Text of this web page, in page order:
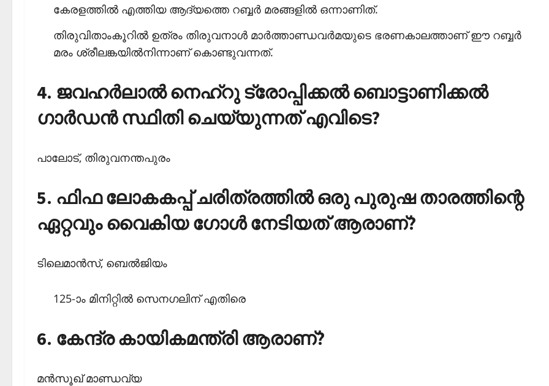
കേരളത്തില്‍ എത്തിയ ആദ്യത്തെ റബ്ബര്‍ മരങ്ങളില്‍ ഒന്നാണിത്.
തിരുവിതാംകൂറില്‍ ഉത്രം തിരുവനാള്‍ മാര്‍ത്താണ്ഡവര്‍മയുടെ ഭരണകാലത്താണ് ഈ റബ്ബര്‍
മരം ശ്രീലങ്കയില്‍നിന്നാണ് കൊണ്ടുവന്നത്.
4. ജവഹര്‍ലാല്‍ നെഹ്‌റു ട്രോപ്പിക്കല്‍ ബൊട്ടാണിക്കല്‍
ഗാര്‍ഡന്‍ സ്ഥിതി ചെയ്യുന്നത് എവിടെ?
പാലോട്, തിരുവനന്തപുരം
5. ഫിഫ ലോകകപ്പ് ചരിത്രത്തില്‍ ഒരു പുരുഷ താരത്തിന്റെ
ഏറ്റവും വൈകിയ ഗോള്‍ നേടിയത് ആരാണ്?
ടിലെമാന്‍സ്, ബെല്‍ജിയം
125-ാം മിനിറ്റില്‍ സെനഗലിന് എതിരെ
6. കേന്ദ്ര കായികമന്ത്രി ആരാണ്?
മന്‍സൂഖ് മാണ്ഡവ്യ